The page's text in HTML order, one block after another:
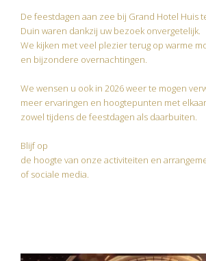
De feestdagen aan zee bij Grand Hotel Huis
Duin waren dankzij uw bezoek onvergetelijk.
We kijken met veel plezier terug op warme
en bijzondere overnachtingen.
We wensen u ook in 2026 weer te mogen
meer ervaringen en hoogtepunten met
zowel tijdens de feestdagen als daarbuiten.
Blijf op
de hoogte van onze activiteiten en
of sociale media.